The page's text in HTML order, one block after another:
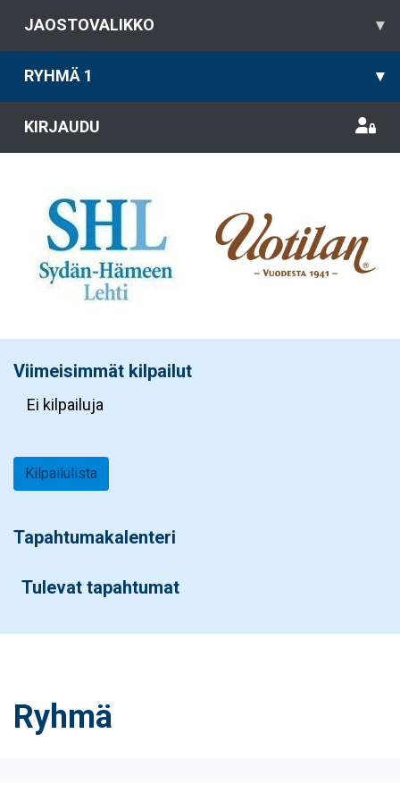
JAOSTOVALIKKO ▾
RYHMÄ 1 ▾
KIRJAUDU
Viimeisimmät kilpailut
Ei kilpailuja
Kilpailulista
Tapahtumakalenteri
Tulevat tapahtumat
Ryhmä